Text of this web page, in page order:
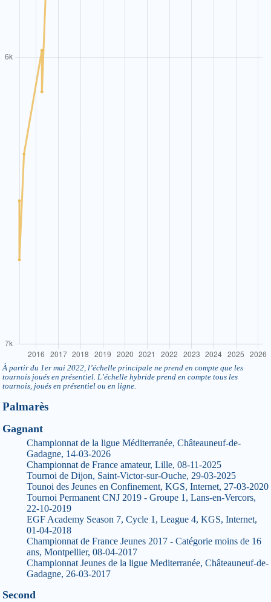
À partir du 1er mai 2022, l’échelle principale ne prend en compte que les
tournois joués en présentiel. L’échelle hybride prend en compte tous les
tournois, joués en présentiel ou en ligne.
Palmarès
Gagnant
Championnat de la ligue Méditerranée, Châteauneuf-de-
Gadagne, 14-03-2026
Championnat de France amateur, Lille, 08-11-2025
Tournoi de Dijon, Saint-Victor-sur-Ouche, 29-03-2025
Tounoi des Jeunes en Confinement, KGS, Internet, 27-03-2020
Tournoi Permanent CNJ 2019 - Groupe 1, Lans-en-Vercors,
22-10-2019
EGF Academy Season 7, Cycle 1, League 4, KGS, Internet,
01-04-2018
Championnat de France Jeunes 2017 - Catégorie moins de 16
ans, Montpellier, 08-04-2017
Championnat Jeunes de la ligue Mediterranée, Châteauneuf-de-
Gadagne, 26-03-2017
Second